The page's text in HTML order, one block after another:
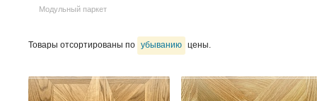
Модульный паркет
Товары отсортированы по убыванию цены.